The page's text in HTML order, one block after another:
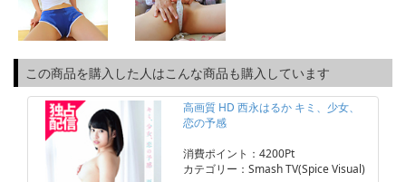
この商品を購入した人はこんな商品も購入しています
高画質 HD 西永はるか キミ、少女、
恋の予感
消費ポイント：4200Pt
カテゴリー：Smash TV(Spice Visual)